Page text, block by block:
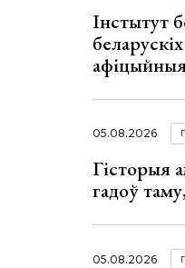
Інстытут
05.08.2026
Гісторыя
гадоў
05.08.2026